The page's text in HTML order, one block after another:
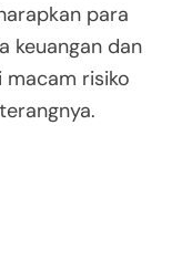
para
keuangan dan
macam risiko